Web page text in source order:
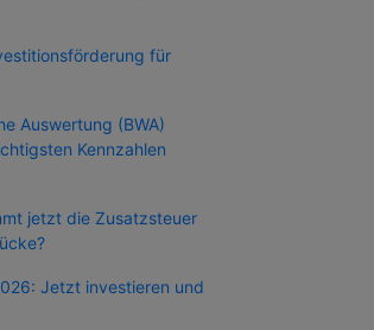
für
Auswertung (BWA)
Kennzahlen
jetzt die Zusatzsteuer
Jetzt investieren und